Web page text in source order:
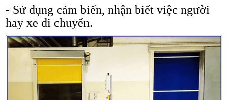
- Sử dụng cảm biến, nhận biết việc người
hay xe di chuyển.